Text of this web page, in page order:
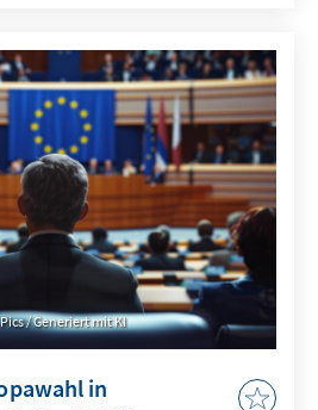
ist die Partei
der Einwanderungspolitik
des Zuzugs
Konkurrenz von
für
/ Generiert mit KI
in